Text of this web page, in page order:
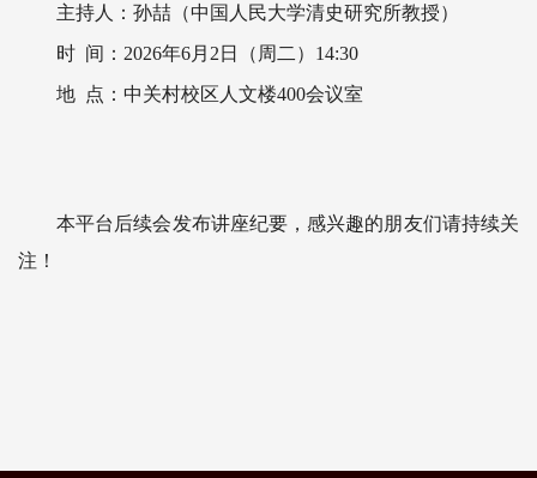
主持人：孙喆（中国人民大学清史研究所教授）
时 间：2026年6月2日（周二）14:30
地 点：中关村校区人文楼400会议室
本平台后续会发布讲座纪要，感兴趣的朋友们请持续关
注！